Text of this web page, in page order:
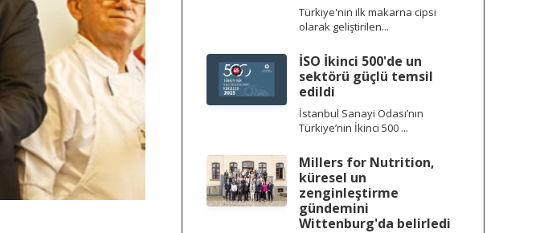
Türkiye'nin ilk makarna cipsi
olarak geliştirilen...
İSO İkinci 500'de un
sektörü güçlü temsil
edildi
İstanbul Sanayi Odası’nın
Türkiye’nin İkinci 500 ...
Millers for Nutrition,
küresel un
zenginleştirme
gündemini
Wittenburg'da belirledi